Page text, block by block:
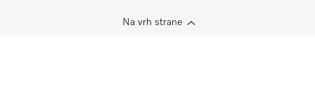
Na vrh strane